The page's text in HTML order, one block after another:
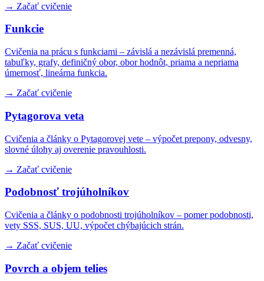
→ Začať cvičenie
Funkcie
Cvičenia na prácu s funkciami – závislá a nezávislá premenná,
tabuľky, grafy, definičný obor, obor hodnôt, priama a nepriama
úmernosť, lineárna funkcia.
→ Začať cvičenie
Pytagorova veta
Cvičenia a články o Pytagorovej vete – výpočet prepony, odvesny,
slovné úlohy aj overenie pravouhlosti.
→ Začať cvičenie
Podobnosť trojúholníkov
Cvičenia a články o podobnosti trojúholníkov – pomer podobnosti,
vety SSS, SUS, UU, výpočet chýbajúcich strán.
→ Začať cvičenie
Povrch a objem telies